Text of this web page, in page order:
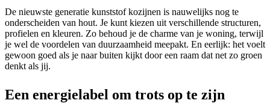
De nieuwste generatie kunststof kozijnen is nauwelijks nog te
onderscheiden van hout. Je kunt kiezen uit verschillende structuren,
profielen en kleuren. Zo behoud je de charme van je woning, terwijl
je wel de voordelen van duurzaamheid meepakt. En eerlijk: het voelt
gewoon goed als je naar buiten kijkt door een raam dat net zo groen
denkt als jij.
Een energielabel om trots op te zijn